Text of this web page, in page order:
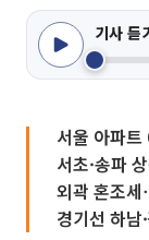
기사 듣
서울 아파
서초·송파
외곽 혼조
경기선 하남